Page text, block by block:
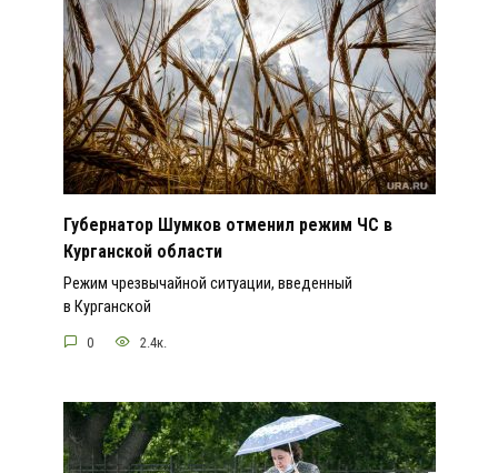
Губернатор Шумков отменил режим ЧС в
Курганской области
Режим чрезвычайной ситуации, введенный
в Курганской
0 2.4к.